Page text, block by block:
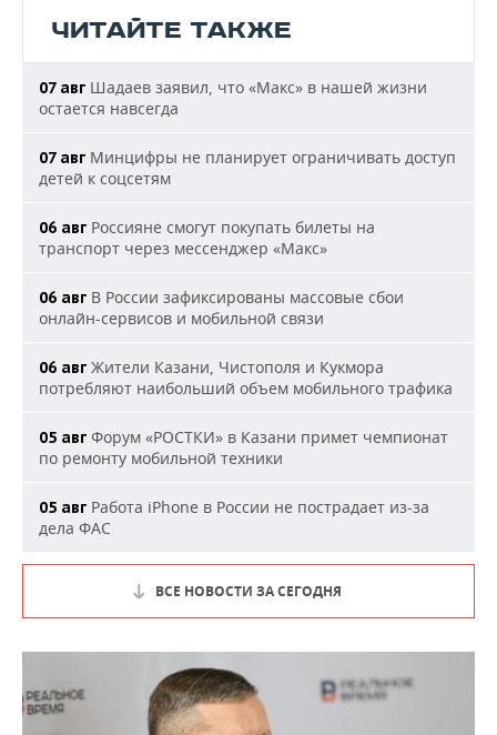
ЧИТАЙТЕ ТАКЖЕ
07 авг Шадаев заявил, что «Макс» в нашей жизни
остается навсегда
07 авг Минцифры не планирует ограничивать доступ
детей к соцсетям
06 авг Россияне смогут покупать билеты на
транспорт через мессенджер «Макс»
06 авг В России зафиксированы массовые сбои
онлайн-сервисов и мобильной связи
06 авг Жители Казани, Чистополя и Кукмора
потребляют наибольший объем мобильного трафика
05 авг Форум «РОСТКИ» в Казани примет чемпионат
по ремонту мобильной техники
05 авг Работа iPhone в России не пострадает из-за
дела ФАС
ВСЕ НОВОСТИ ЗА СЕГОДНЯ